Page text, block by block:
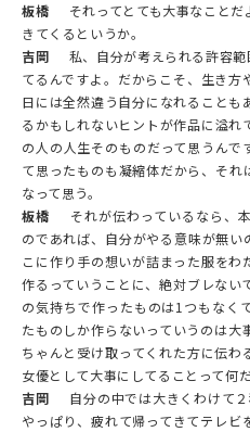
板橋
それってとても大事なことだ
きてくるというか。
吉岡
私、自分が考えられる許容範
てるんですよ。だからこそ、生き方
日には全然違う自分になれることも
るかもしれないヒントが作品に溢れ
の人の人生そのものだって思うんで
て思ったものも凝縮体だから、それ
なって思う。
板橋
それが伝わっているなら、
のであれば、自分がやる意味が無い
こに作り手の想いが詰まった服を
作るっていうことに、絶対ブレない
の気持ちで作ったものは1つもなく
たものしか作らないっていうのは
ちゃんと受け取ってくれた方に伝
女優として大事にしてることって何
吉岡
自分の中では大きくわけて２
やっぱり、疲れて帰ってきてテレビ